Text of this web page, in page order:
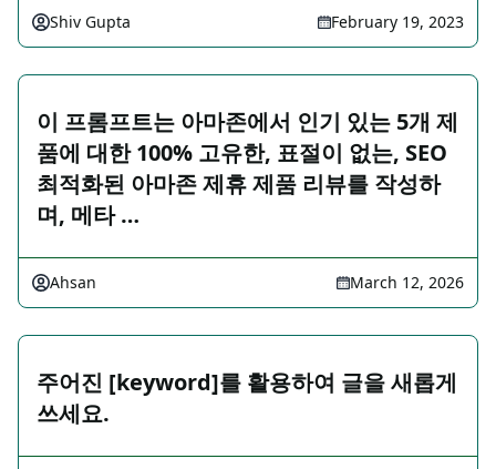
Shiv Gupta February 19, 2023
이 프롬프트는 아마존에서 인기 있는 5개 제
품에 대한 100% 고유한, 표절이 없는, SEO
최적화된 아마존 제휴 제품 리뷰를 작성하
며, 메타 …
Ahsan March 12, 2026
주어진 [keyword]를 활용하여 글을 새롭게
쓰세요.